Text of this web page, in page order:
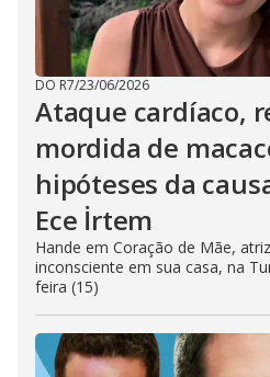
DO R7/23/06/2026
Ataque cardíaco,
mordida de
hipóteses da
Ece İrtem
Hande em Coração de Mãe,
inconsciente em sua casa, na
feira (15)